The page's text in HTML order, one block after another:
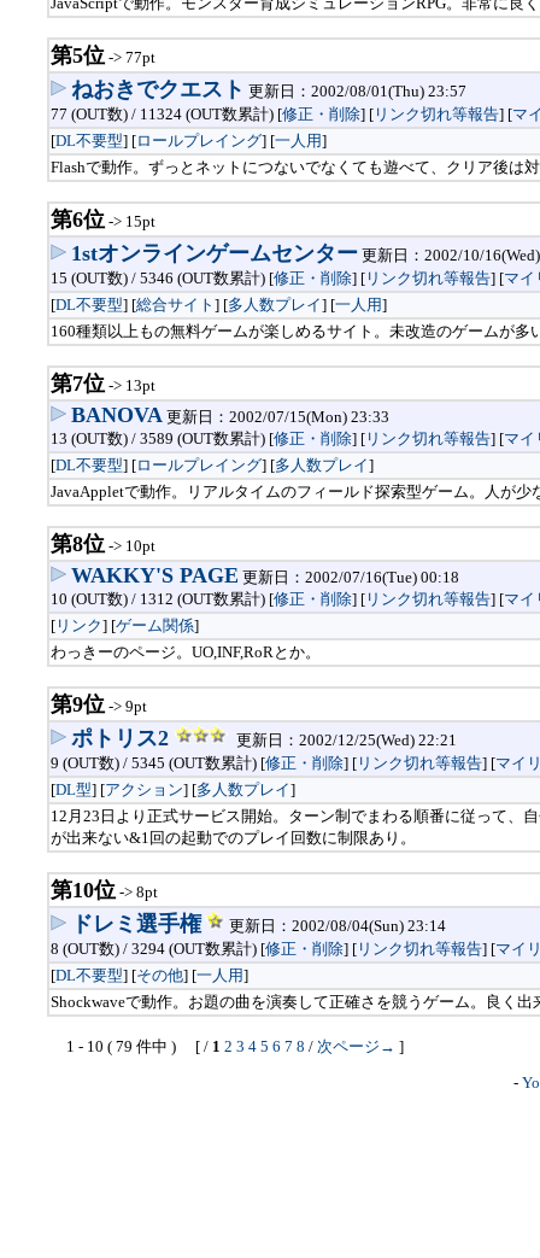
第5位 -> 77pt
ねおきでクエスト 更新日：2002/08/01(Thu) 23:57
77 (OUT数) / 11324 (OUT数累計) [修正・削除] [ リンク切れ等報告] [マ
[DL不要型] [ロールプレイング] [一人用]
Flashで動作。ずっとネットにつないでなくても遊べて、クリア後は
第6位 -> 15pt
1stオンラインゲームセンター 更新日：2002/10/
15 (OUT数) / 5346 (OUT数累計) [修正・削除] [ リンク切れ等報告] [マイ
[DL不要型] [総合サイト] [多人数プレイ] [一人用]
160種類以上もの無料ゲームが楽しめるサイト。未改造のゲームが
第7位 -> 13pt
BANOVA 更新日：2002/07/15(Mon) 23:33
13 (OUT数) / 3589 (OUT数累計) [修正・削除] [ リンク切れ等報告] [マイ
[DL不要型] [ロールプレイング] [多人数プレイ]
JavaAppletで動作。リアルタイムのフィールド探索型ゲーム。人が少
第8位 -> 10pt
WAKKY'S PAGE 更新日：2002/07/16(Tue) 00:18
10 (OUT数) / 1312 (OUT数累計) [修正・削除] [ リンク切れ等報告] [マイ
[ リンク] [ゲーム関係]
わっきーのページ。UO,INF,RoRとか。
第9位 -> 9pt
ポトリス2
更新日：2002/12/25(Wed) 22:21
9 (OUT数) / 5345 (OUT数累計) [修正・削除] [ リンク切れ等報告] [マイ
[DL型] [アクション] [多人数プレイ]
12月23日より正式サービス開始。ターン制でまわる順番に従って、
が出来ない&1回の起動でのプレイ回数に制限あり。
第10位 -> 8pt
ドレミ選手権
更新日：2002/08/04(Sun) 23:14
8 (OUT数) / 3294 (OUT数累計) [修正・削除] [ リンク切れ等報告] [マイ
[DL不要型] [その他] [一人用]
Shockwaveで動作。お題の曲を演奏して正確さを競うゲーム。良く
1 - 10 ( 79 件中 ) [ / 1 2 3 4 5 6 7 8 /次ページ→ ]
-